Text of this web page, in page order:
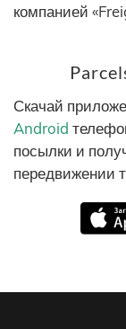
компанией
Скачай
Android
посылки и
передвижении